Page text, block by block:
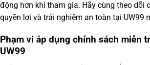
động hơn khi tham gia. Hãy cùng theo dõi
quyền lợi và trải nghiệm an toàn tại UW99
Phạm vi áp dụng chính sách miễn
UW99